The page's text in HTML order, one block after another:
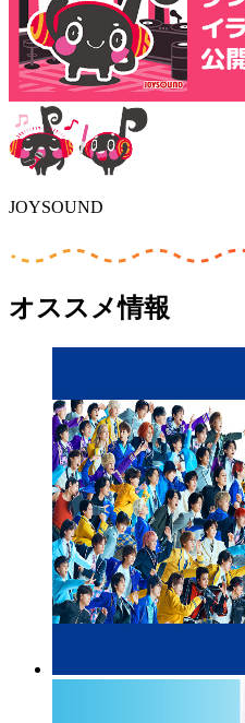
JOYSOUND
オススメ情報